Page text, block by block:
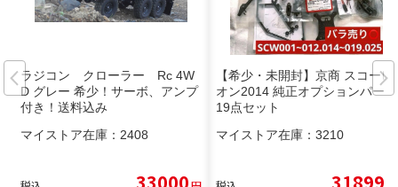
ラジコン クローラー Rc 4W
D グレー 希少！サーボ、アンプ
付き！送料込み
マイストア在庫： 2408
【希少・未開封】京商 スコーピ
オン2014 純正オプションパーツ
19点セット
マイストア在庫： 3210